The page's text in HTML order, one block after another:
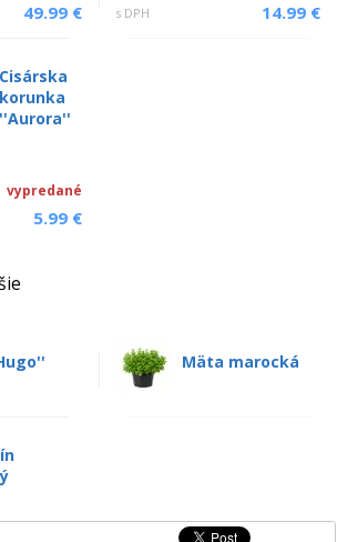
49.99 € s DPH 14.99 €
Cisárska
korunka
''Aurora''
vypredané
5.99 €
Mäta marocká